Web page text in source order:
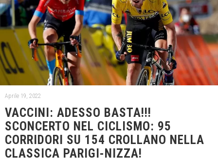
Aprile 19, 2022
VACCINI: ADESSO BASTA!!!
SCONCERTO NEL CICLISMO: 95
CORRIDORI SU 154 CROLLANO NELLA
CLASSICA PARIGI-NIZZA!